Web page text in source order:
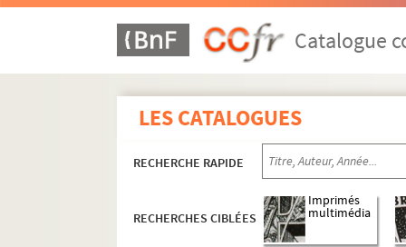
Catalogue
LES CATALOGUES
RECHERCHE RAPIDE
RECHERCHES CIBLÉES
Imprimés
multimédia